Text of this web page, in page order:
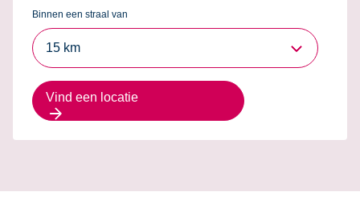
Binnen een straal van
15 km
Vind een locatie